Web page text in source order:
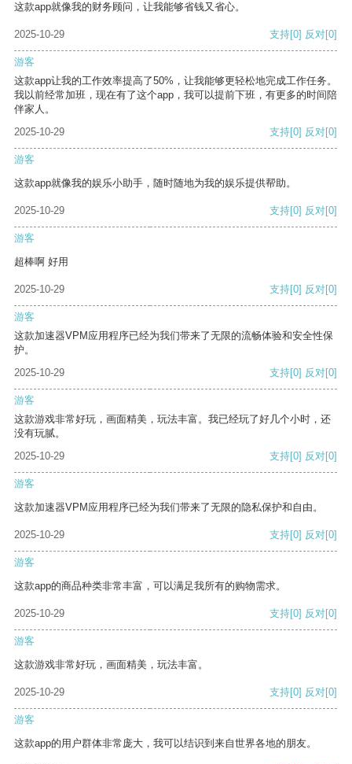
这款app就像我的财务顾问，让我能够省钱又省心。
2025-10-29 支持[0] 反对[0]
游客
这款app让我的工作效率提高了50%，让我能够更轻松地完成工作任务。
我以前经常加班，现在有了这个app，我可以提前下班，有更多的时间陪
伴家人。
2025-10-29
支持[0] 反对[0]
游客
这款app就像我的娱乐小助手，随时随地为我的娱乐提供帮助。
2025-10-29 支持[0] 反对[0]
游客
超棒啊 好用
2025-10-29 支持[0] 反对[0]
游客
这款加速器VPM应用程序已经为我们带来了无限的流畅体验和安全性保
护。
2025-10-29
支持[0] 反对[0]
游客
这款游戏非常好玩，画面精美，玩法丰富。我已经玩了好几个小时，还
没有玩腻。
2025-10-29
支持[0] 反对[0]
游客
这款加速器VPM应用程序已经为我们带来了无限的隐私保护和自由。
2025-10-29 支持[0] 反对[0]
游客
这款app的商品种类非常丰富，可以满足我所有的购物需求。
2025-10-29 支持[0] 反对[0]
游客
这款游戏非常好玩，画面精美，玩法丰富。
2025-10-29 支持[0] 反对[0]
游客
这款app的用户群体非常庞大，我可以结识到来自世界各地的朋友。